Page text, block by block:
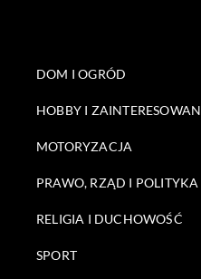
DOM I OGRÓD
HOBBY I
MOTORYZACJA
PRAWO, RZĄD I POLITYKA
RELIGIA I DUCHOWOŚĆ
SPORT